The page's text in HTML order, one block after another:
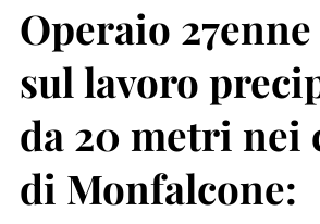
Operaio
sul lavoro
da 20 metri nei
di Monfalcone: